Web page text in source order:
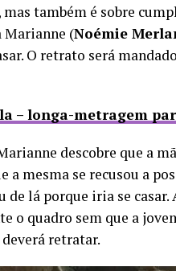
também é sobre
Marianne (Noémie
O retrato será
– longa-metragem
descobre que a
a mesma se recusou a
de lá porque iria se
o quadro sem que a
retratar.